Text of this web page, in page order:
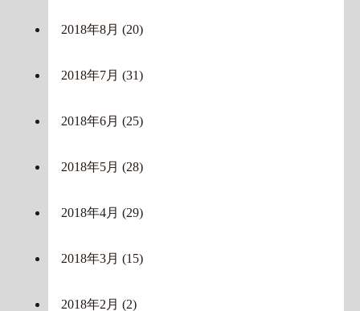
2018年8月 (20)
2018年7月 (31)
2018年6月 (25)
2018年5月 (28)
2018年4月 (29)
2018年3月 (15)
2018年2月 (2)